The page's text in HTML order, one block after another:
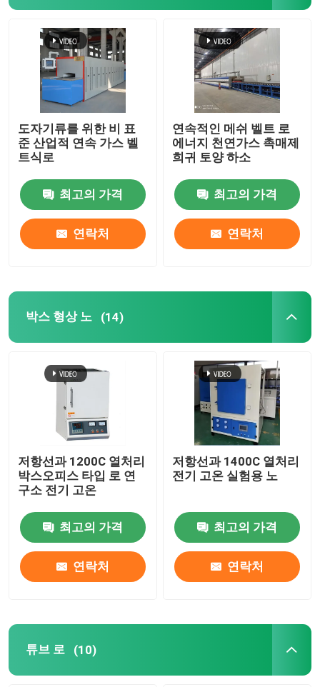
인용문을 요구하세요
롤러 단조로
푸셔 전기로
메시 벨트 노
박스 형상 노
튜브 로
터널 가마
환경 박스 로
소둔로
용광로를 들어 올리십시오
손수레 노
수소 환원로
도자기류를 위한 비 표
준 산업적 연속 가스 벨
트식로
최고의 가격
연락처
연속적인 메쉬 벨트 로
에너지 천연가스 촉매제
희귀 토양 하소
최고의 가격
연락처
박스 형상 노 (14)
저항선과 1200C 열처리
박스오피스 타입 로 연
구소 전기 고온
최고의 가격
연락처
저항선과 1400C 열처리
전기 고온 실험용 노
최고의 가격
연락처
튜브 로 (10)